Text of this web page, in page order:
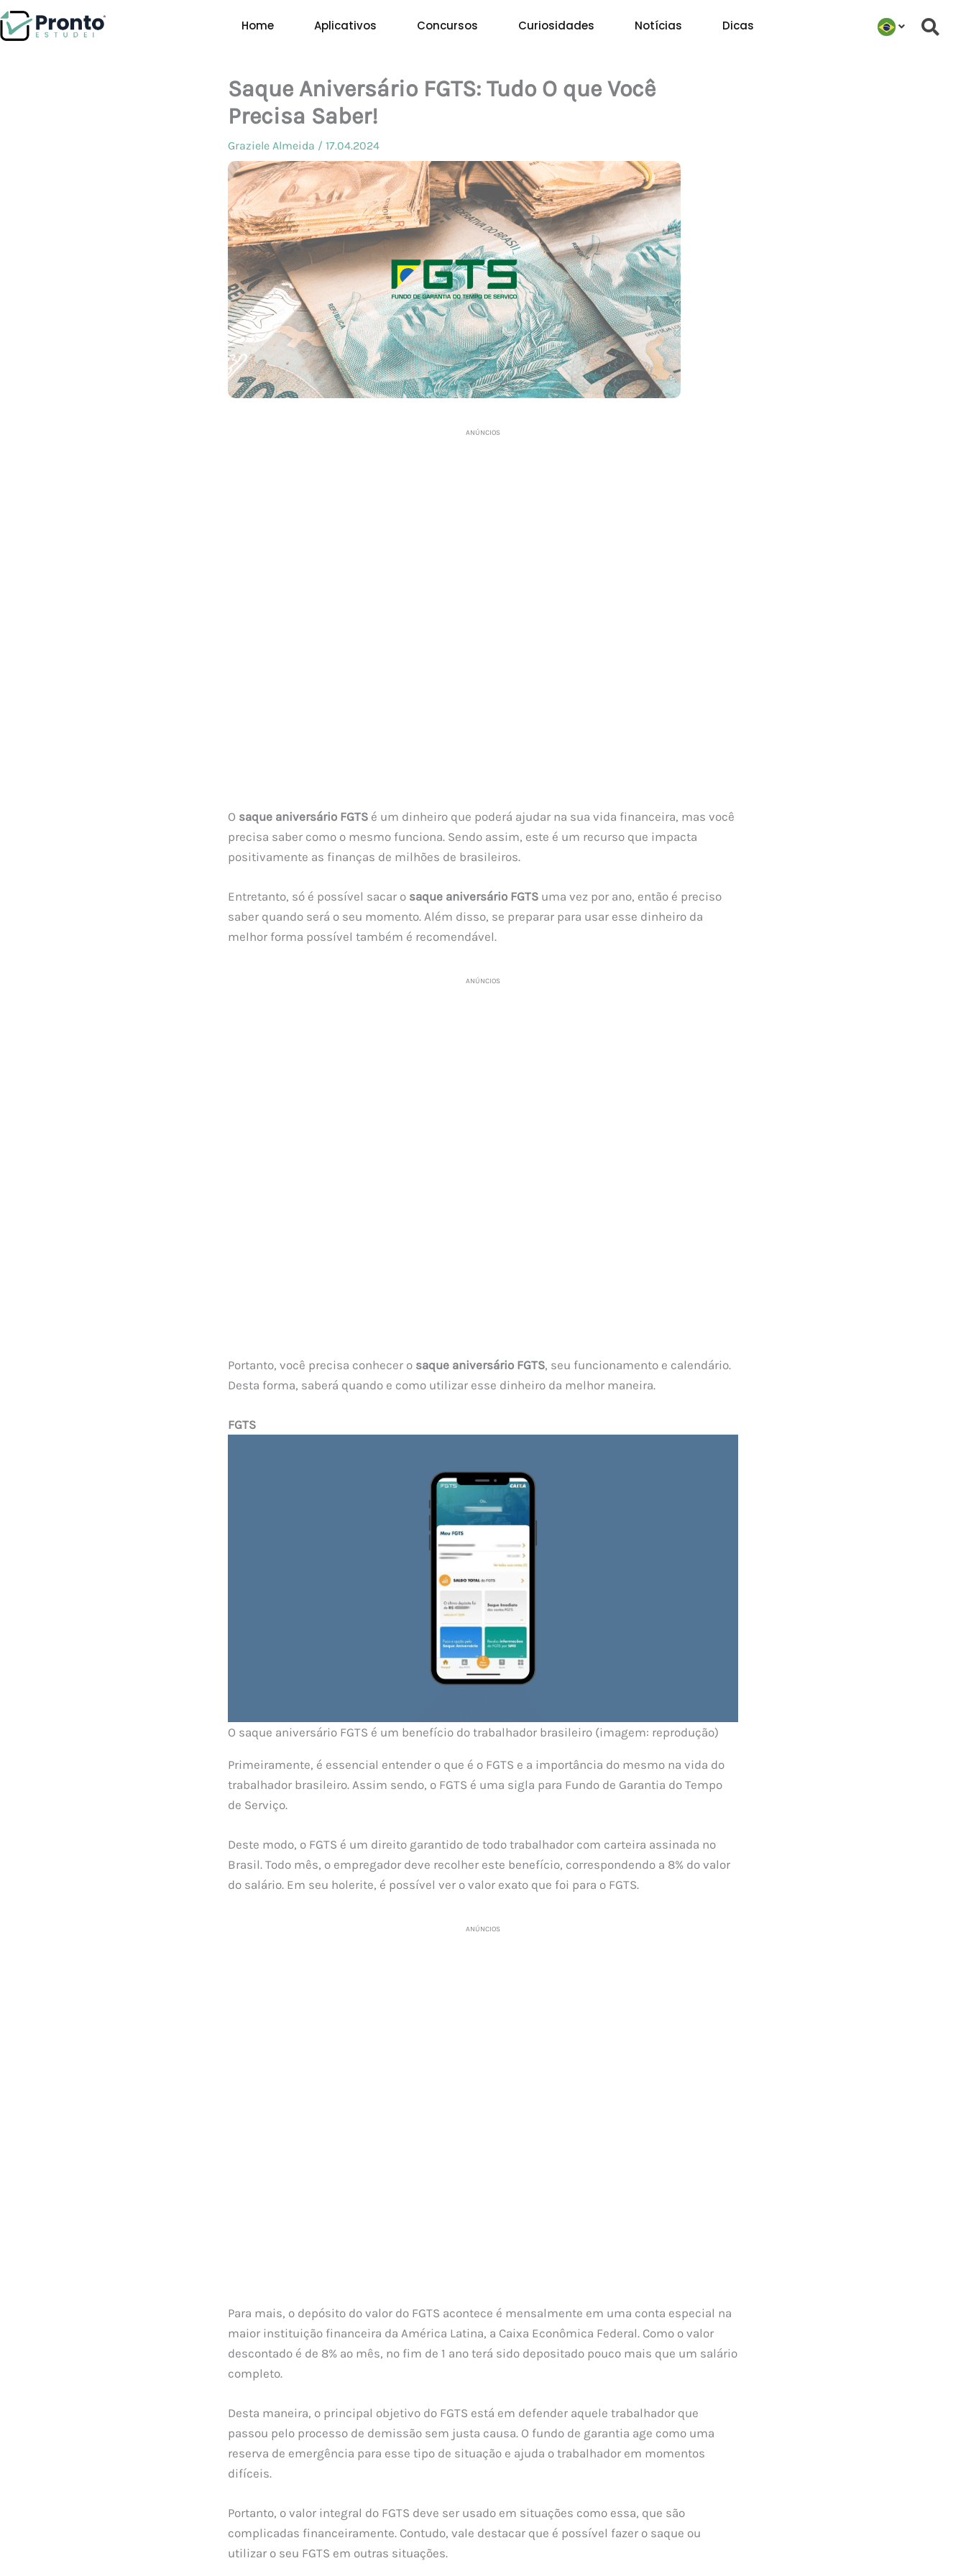
Ir
para
Home Aplicativos Concursos Curiosidades Notícias Dicas
Saque Aniversário FGTS: Tudo O que Você
Precisa Saber!
Graziele Almeida / 17.04.2024
ANÚNCIOS
O saque aniversário FGTS é um dinheiro que poderá ajudar na sua vida financeira, mas você
precisa saber como o mesmo funciona. Sendo assim, este é um recurso que impacta
positivamente as finanças de milhões de brasileiros.
Entretanto, só é possível sacar o saque aniversário FGTS uma vez por ano, então é preciso
saber quando será o seu momento. Além disso, se preparar para usar esse dinheiro da
melhor forma possível também é recomendável.
ANÚNCIOS
Portanto, você precisa conhecer o saque aniversário FGTS, seu funcionamento e calendário.
Desta forma, saberá quando e como utilizar esse dinheiro da melhor maneira.
FGTS
O saque aniversário FGTS é um benefício do trabalhador brasileiro (imagem: reprodução)
Primeiramente, é essencial entender o que é o FGTS e a importância do mesmo na vida do
trabalhador brasileiro. Assim sendo, o FGTS é uma sigla para Fundo de Garantia do Tempo
de Serviço.
Deste modo, o FGTS é um direito garantido de todo trabalhador com carteira assinada no
Brasil. Todo mês, o empregador deve recolher este benefício, correspondendo a 8% do valor
do salário. Em seu holerite, é possível ver o valor exato que foi para o FGTS.
ANÚNCIOS
Para mais, o depósito do valor do FGTS acontece é mensalmente em uma conta especial na
maior instituição financeira da América Latina, a Caixa Econômica Federal. Como o valor
descontado é de 8% ao mês, no fim de 1 ano terá sido depositado pouco mais que um salário
completo.
Desta maneira, o principal objetivo do FGTS está em defender aquele trabalhador que
passou pelo processo de demissão sem justa causa. O fundo de garantia age como uma
reserva de emergência para esse tipo de situação e ajuda o trabalhador em momentos
difíceis.
Portanto, o valor integral do FGTS deve ser usado em situações como essa, que são
complicadas financeiramente. Contudo, vale destacar que é possível fazer o saque ou
utilizar o seu FGTS em outras situações.